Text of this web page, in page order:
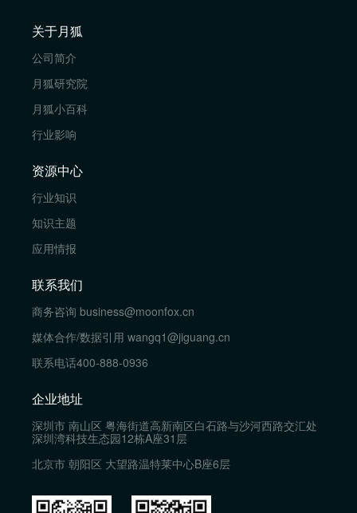
关于月狐
公司简介
月狐研究院
月狐小百科
行业影响
资源中心
行业知识
知识主题
应用情报
联系我们
商务咨询 business@moonfox.cn
媒体合作/数据引用 wangq1@jiguang.cn
联系电话400-888-0936
企业地址
深圳市 南山区 粤海街道高新南区白石路与沙河西路交汇处
深圳湾科技生态园12栋A座31层
北京市 朝阳区 大望路温特莱中心B座6层